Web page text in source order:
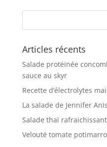
Articles récents
Salade protéinée
sauce au skyr
Recette d’électrolytes
La salade de Jennifer
Salade thaï
Velouté tomate